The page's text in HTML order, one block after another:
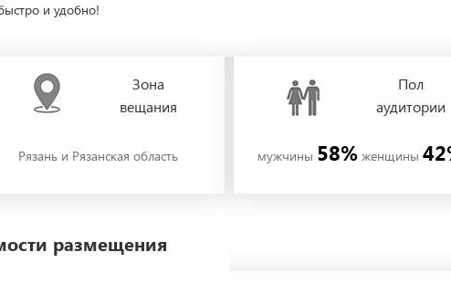
и удобно!
Зона
вещания
Рязань и Рязанская область
Пол
аудитории
мужчины 58% женщины
размещения